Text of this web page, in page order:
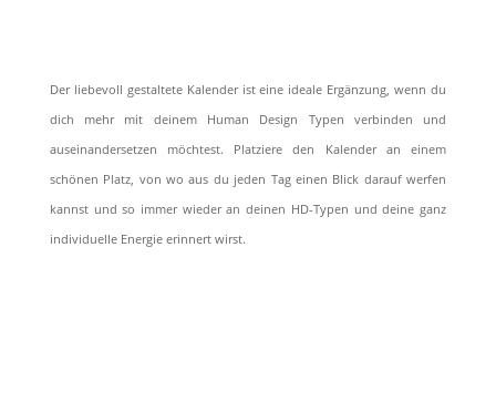
Der liebevoll gestaltete Kalender ist eine ideale Ergänzung, wenn du
dich mehr mit deinem Human Design Typen verbinden und
auseinandersetzen möchtest. Platziere den Kalender an einem
schönen Platz, von wo aus du jeden Tag einen Blick darauf werfen
kannst und so immer wieder an deinen HD-Typen und deine ganz
individuelle Energie erinnert wirst.